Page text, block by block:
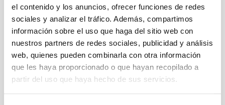
el contenido y los anuncios, ofrecer funciones de redes
sociales y analizar el tráfico. Además, compartimos
información sobre el uso que haga del sitio web con
nuestros partners de redes sociales, publicidad y análisis
web, quienes pueden combinarla con otra información
que les haya proporcionado o que hayan recopilado a
partir del uso que haya hecho de sus servicios.
• Hitos en la electrónica del IAC y en las comunicaciones ópticas
en espacio libre, Luis
Fernando Rodríguez
• Óptica adaptativa en el IAC, Marcos Reyes y Luz María
Montoya